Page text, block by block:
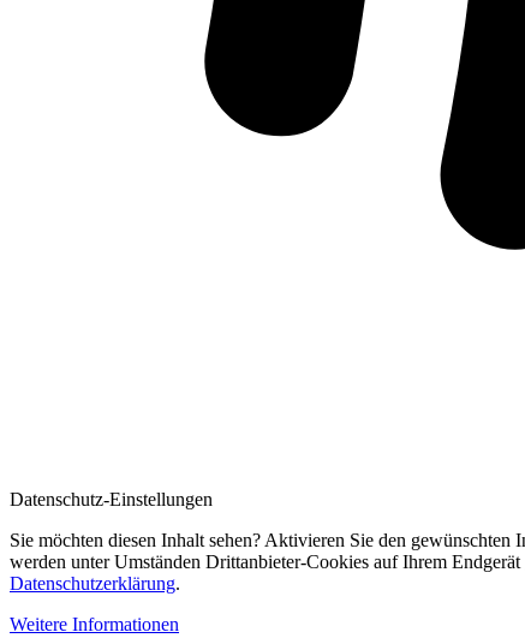
Datenschutz-Einstellungen
Sie möchten diesen Inhalt sehen? Aktivieren Sie den
werden unter Umständen Drittanbieter-Cookies auf Ihrem
Datenschutzerklärung.
Weitere Informationen